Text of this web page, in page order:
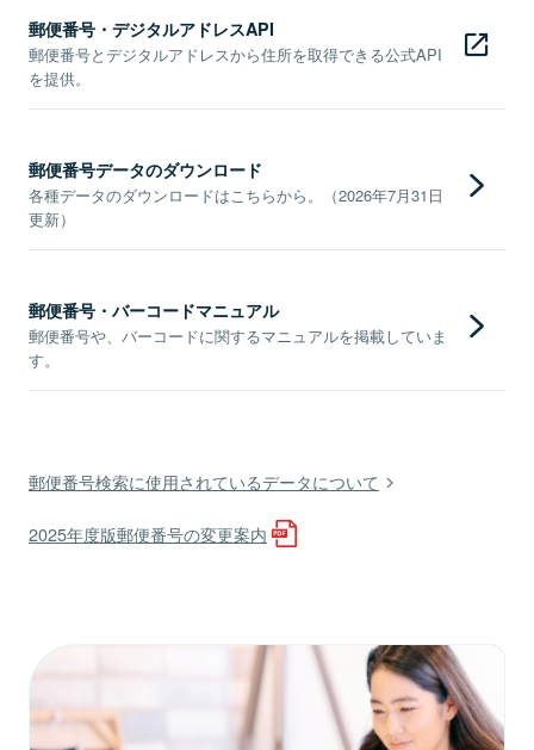
郵便番号・デジタルアドレスAPI
郵便番号とデジタルアドレスから住所を取得できる公式API
を提供。
郵便番号データのダウンロード
各種データのダウンロードはこちらから。（2026年7月31日
更新）
郵便番号・バーコードマニュアル
郵便番号や、バーコードに関するマニュアルを掲載していま
す。
郵便番号検索に使用されているデータについて
2025年度版郵便番号の変更案内